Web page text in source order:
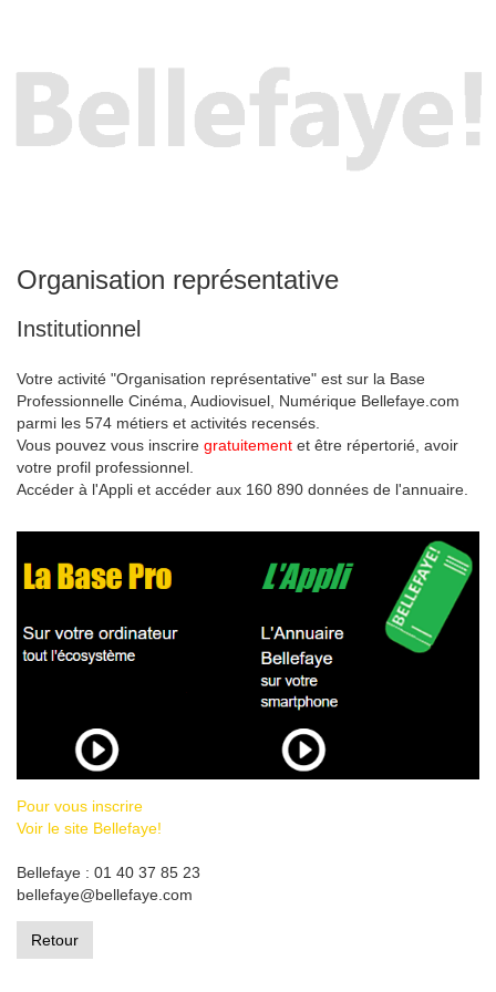
Organisation représentative
Institutionnel
Votre activité "Organisation représentative" est sur la Base
Professionnelle Cinéma, Audiovisuel, Numérique Bellefaye.com
parmi les 574 métiers et activités recensés.
Vous pouvez vous inscrire gratuitement et être répertorié, avoir
votre profil professionnel.
Accéder à l'Appli et accéder aux 160 890 données de l'annuaire.
Pour vous inscrire
Voir le site Bellefaye!
Bellefaye : 01 40 37 85 23
bellefaye@bellefaye.com
Retour